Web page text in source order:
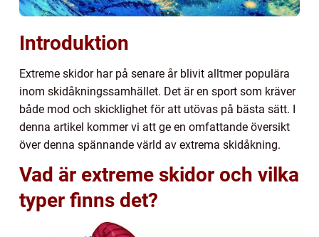
Introduktion
Extreme skidor har på senare år blivit alltmer populära
inom skidåkningssamhället. Det är en sport som kräver
både mod och skicklighet för att utövas på bästa sätt. I
denna artikel kommer vi att ge en omfattande översikt
över denna spännande värld av extrema skidåkning.
Vad är extreme skidor och vilka
typer finns det?